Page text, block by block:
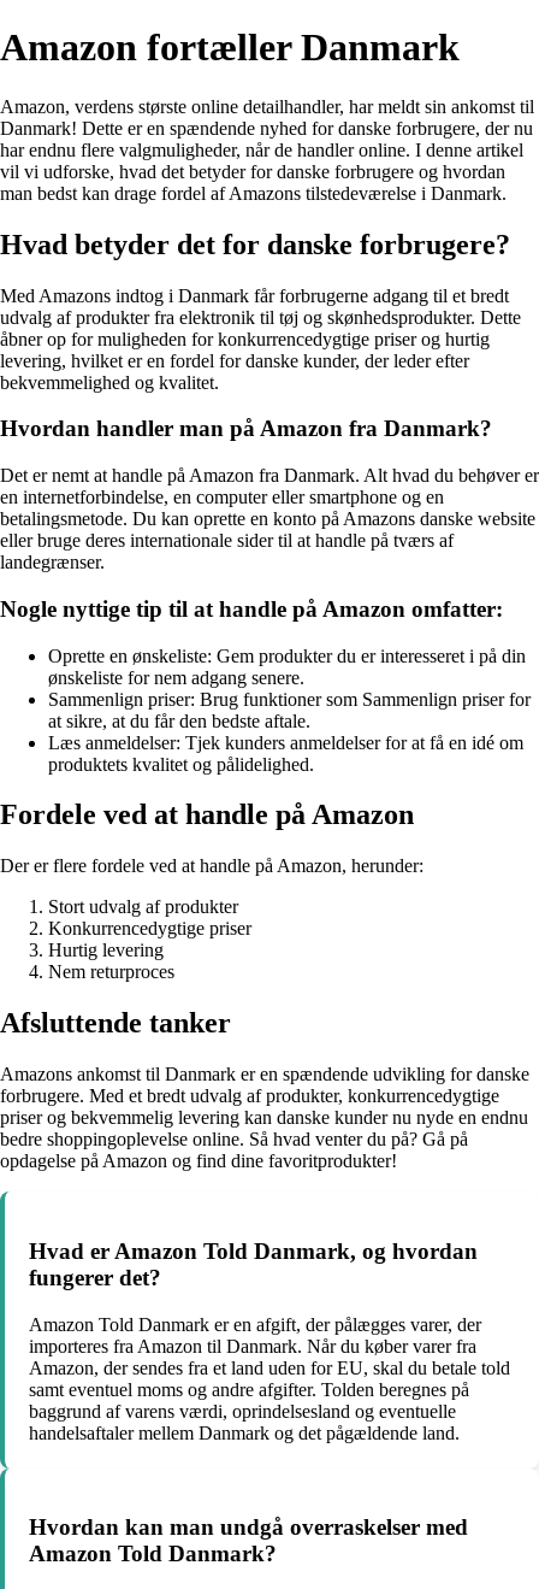
Amazon fortæller Danmark
Amazon, verdens største online detailhandler, har meldt sin ankomst til
Danmark! Dette er en spændende nyhed for danske forbrugere, der nu
har endnu flere valgmuligheder, når de handler online. I denne artikel
vil vi udforske, hvad det betyder for danske forbrugere og hvordan
man bedst kan drage fordel af Amazons tilstedeværelse i Danmark.
Hvad betyder det for danske forbrugere?
Med Amazons indtog i Danmark får forbrugerne adgang til et bredt
udvalg af produkter fra elektronik til tøj og skønhedsprodukter. Dette
åbner op for muligheden for konkurrencedygtige priser og hurtig
levering, hvilket er en fordel for danske kunder, der leder efter
bekvemmelighed og kvalitet.
Hvordan handler man på Amazon fra Danmark?
Det er nemt at handle på Amazon fra Danmark. Alt hvad du behøver er
en internetforbindelse, en computer eller smartphone og en
betalingsmetode. Du kan oprette en konto på Amazons danske website
eller bruge deres internationale sider til at handle på tværs af
landegrænser.
Nogle nyttige tip til at handle på Amazon omfatter:
Oprette en ønskeliste: Gem produkter du er interesseret i på din
ønskeliste for nem adgang senere.
Sammenlign priser: Brug funktioner som Sammenlign priser for
at sikre, at du får den bedste aftale.
Læs anmeldelser: Tjek kunders anmeldelser for at få en idé om
produktets kvalitet og pålidelighed.
Fordele ved at handle på Amazon
Der er flere fordele ved at handle på Amazon, herunder:
Stort udvalg af produkter
Konkurrencedygtige priser
Hurtig levering
Nem returproces
Afsluttende tanker
Amazons ankomst til Danmark er en spændende udvikling for danske
forbrugere. Med et bredt udvalg af produkter, konkurrencedygtige
priser og bekvemmelig levering kan danske kunder nu nyde en endnu
bedre shoppingoplevelse online. Så hvad venter du på? Gå på
opdagelse på Amazon og find dine favoritprodukter!
Hvad er Amazon Told Danmark, og hvordan
fungerer det?
Amazon Told Danmark er en afgift, der pålægges varer, der
importeres fra Amazon til Danmark. Når du køber varer fra
Amazon, der sendes fra et land uden for EU, skal du betale told
samt eventuel moms og andre afgifter. Tolden beregnes på
baggrund af varens værdi, oprindelsesland og eventuelle
handelsaftaler mellem Danmark og det pågældende land.
Hvordan kan man undgå overraskelser med
Amazon Told Danmark?